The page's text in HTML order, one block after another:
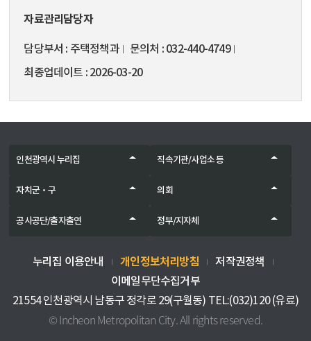
자료관리담당자
담당부서 주택정책과 문의처
032-440-4749
최종업데이트
2026-03-20
인천광역시 누리집 직속기관/사업소 등
자치군‧구 의회
공사공단/출자출연 정부/지자체
누리집 이용안내 개인정보처리방침
저작권정책
이메일무단수집거부
21554 인천광역시 남동구 정각로 29(구월동) TEL:(032)120 (유료)
© Incheon Metropolitan City. All rights reserved.